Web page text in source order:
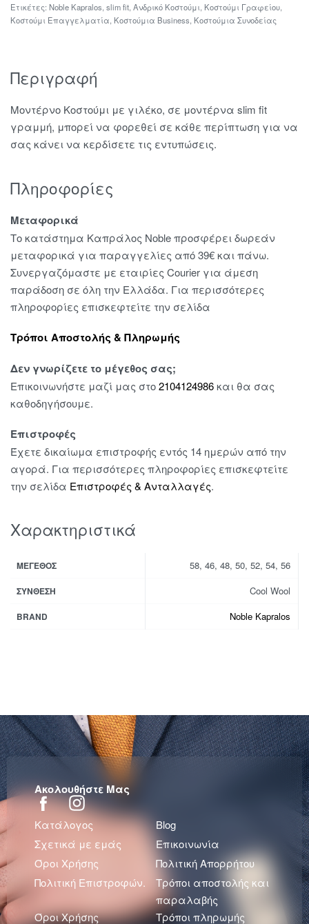
Ετικέτες: Noble Kapralos slim fit Ανδρικό Κοστούμι Κοστούμι Γραφείου
Κοστούμι Επαγγελματία Κοστούμια Business Κοστούμια Συνοδείας
Περιγραφή
Μοντέρνο Κοστούμι με γιλέκο, σε μοντέρνα slim fit
γραμμή, μπορεί να φορεθεί σε κάθε περίπτωση για να
σας κάνει να κερδίσετε τις εντυπώσεις.
Πληροφορίες
Μεταφορικά
Το κατάστημα Καπράλος Noble προσφέρει δωρεάν
μεταφορικά για παραγγελίες από 39€ και πάνω.
Συνεργαζόμαστε με εταιρίες Courier για άμεση
παράδοση σε όλη την Ελλάδα. Για περισσότερες
πληροφορίες επισκεφτείτε την σελίδα
Τρόποι Αποστολής & Πληρωμής
Δεν γνωρίζετε το μέγεθος σας;
Επικοινωνήστε μαζί μας στο2104124986και θα σας
καθοδηγήσουμε.
Επιστροφές
Έχετε δικαίωμα επιστροφής εντός 14 ημερών από την
αγορά. Για περισσότερες πληροφορίες επισκεφτείτε
την σελίδα Επιστροφές & Ανταλλαγές.
Χαρακτηριστικά
ΜΈΓΕΘΟΣ 58, 46, 48, 50, 52, 54, 56
ΣΎΝΘΕΣΗ Cool Wool
BRAND Noble Kapralos
Ακολουθήστε Μας
Κατάλογος
Blog
Σχετικά με εμάς
Επικοινωνία
Όροι Χρήσης
Πολιτική Απορρήτου
Πολιτική Επιστροφών.
Τρόποι αποστολής και
παραλαβής
Όροι Χρήσης
Τρόποι πληρωμής